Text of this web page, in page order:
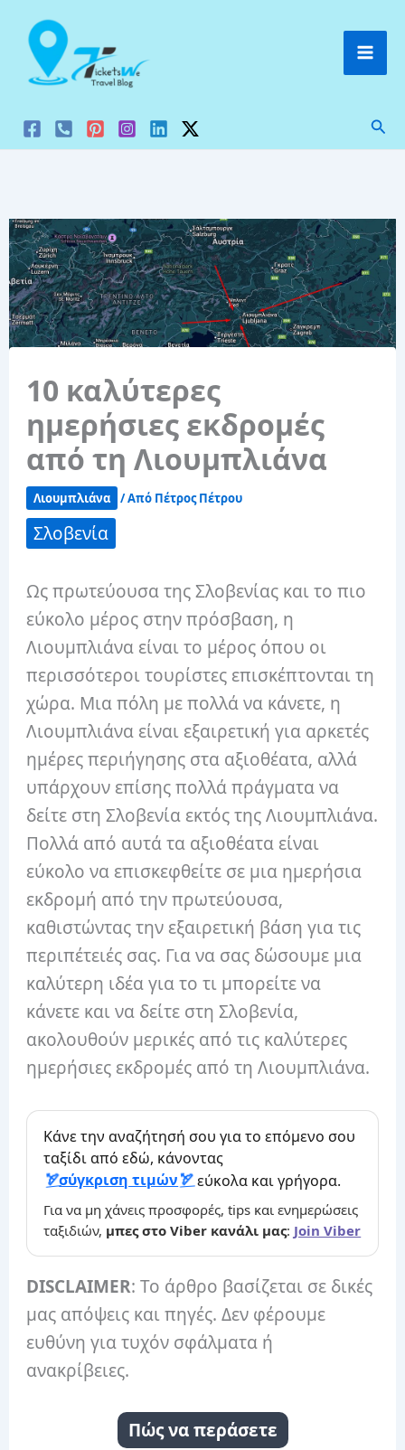
στο
περιεχόμενο
10 καλύτερες
ημερήσιες εκδρομές
από τη Λιουμπλιάνα
Λιουμπλιάνα / Από Πέτρος Πέτρου
Σλοβενία
Ως πρωτεύουσα της Σλοβενίας και το πιο
εύκολο μέρος στην πρόσβαση, η
Λιουμπλιάνα είναι το μέρος όπου οι
περισσότεροι τουρίστες επισκέπτονται τη
χώρα. Μια πόλη με πολλά να κάνετε, η
Λιουμπλιάνα είναι εξαιρετική για αρκετές
ημέρες περιήγησης στα αξιοθέατα, αλλά
υπάρχουν επίσης πολλά πράγματα να
δείτε στη Σλοβενία ​​εκτός της Λιουμπλιάνα.
Πολλά από αυτά τα αξιοθέατα είναι
εύκολο να επισκεφθείτε σε μια ημερήσια
εκδρομή από την πρωτεύουσα,
καθιστώντας την εξαιρετική βάση για τις
περιπέτειές σας. Για να σας δώσουμε μια
καλύτερη ιδέα για το τι μπορείτε να
κάνετε και να δείτε στη Σλοβενία,
ακολουθούν μερικές από τις καλύτερες
ημερήσιες εκδρομές από τη Λιουμπλιάνα.
Κάνε την αναζήτησή σου για το επόμενο σου
ταξίδι από εδώ, κάνοντας
σύγκριση τιμών
εύκολα και γρήγορα.
Για να μη χάνεις προσφορές, tips και ενημερώσεις
ταξιδιών, μπες στο Viber κανάλι μας: Join Viber
DISCLAIMER: Το άρθρο βασίζεται σε δικές
μας απόψεις και πηγές. Δεν φέρουμε
ευθύνη για τυχόν σφάλματα ή
ανακρίβειες.
Πώς να περάσετε